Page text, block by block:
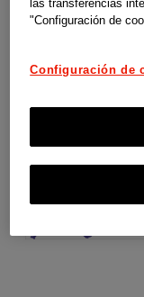
las transferencias
"Configuración de
Configuración de